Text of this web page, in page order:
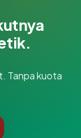
Tanpa kuota